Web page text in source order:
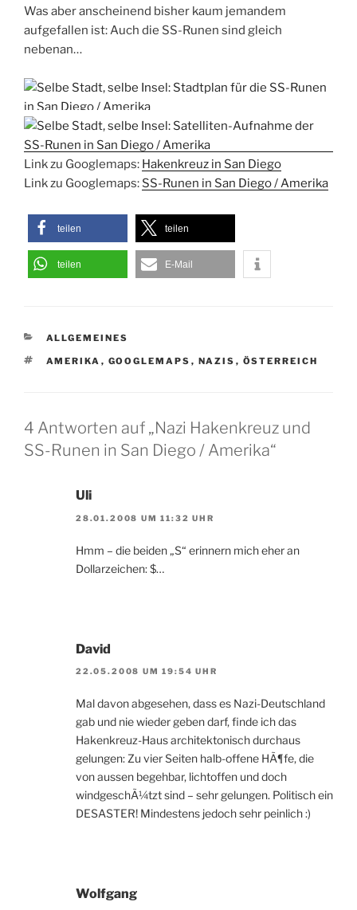
Was aber anscheinend bisher kaum jemandem
aufgefallen ist: Auch die SS-Runen sind gleich
nebenan…
Link zu Googlemaps: Hakenkreuz in San Diego
Link zu Googlemaps: SS-Runen in San Diego / Amerika
teilen teilen
teilen E-Mail
KATEGORIEN
ALLGEMEINES
SCHLAGWÖRTER
AMERIKA , GOOGLEMAPS , NAZIS , ÖSTERREICH
4 Antworten auf „Nazi Hakenkreuz und
SS-Runen in San Diego / Amerika“
Uli
28.01.2008 UM 11:32 UHR
Hmm – die beiden „S“ erinnern mich eher an
Dollarzeichen: $…
David
22.05.2008 UM 19:54 UHR
Mal davon abgesehen, dass es Nazi-Deutschland
gab und nie wieder geben darf, finde ich das
Hakenkreuz-Haus architektonisch durchaus
gelungen: Zu vier Seiten halb-offene HÃ¶fe, die
von aussen begehbar, lichtoffen und doch
windgeschÃ¼tzt sind – sehr gelungen. Politisch ein
DESASTER! Mindestens jedoch sehr peinlich :)
Wolfgang